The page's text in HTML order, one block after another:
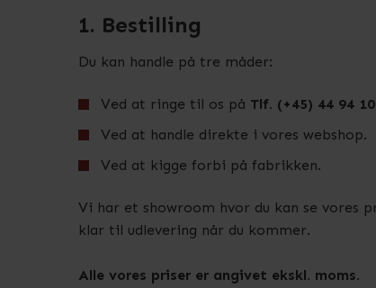
1. Bestilling
Du kan handle på tre måder:
Ved at ringe til os på Tlf. (+45) 44 94
Ved at handle direkte i vores webshop.
Ved at kigge forbi på fabrikken.
Vi har et showroom hvor du kan se vores
klar til udlevering når du kommer.
Alle vores priser er angivet ekskl. moms.